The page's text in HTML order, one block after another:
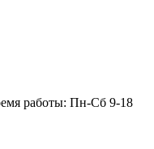
работы: Пн-Сб 9-18